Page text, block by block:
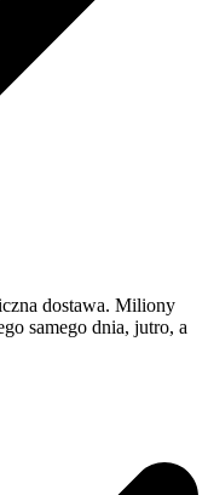
dostawa. Miliony
samego dnia, jutro, a